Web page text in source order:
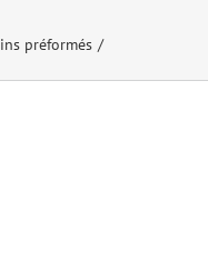
préformés